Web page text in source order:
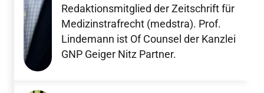
Redaktionsmitglied der Zeitschrift für
Medizinstrafrecht (medstra). Prof.
Lindemann ist Of Counsel der Kanzlei
GNP Geiger Nitz Partner.